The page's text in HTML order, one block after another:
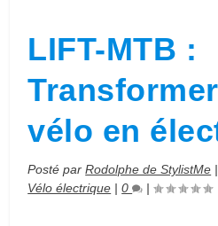
LIFT-MTB :
vélo en
Posté parRodolphe de StylistMe |
Vélo électrique |0 |